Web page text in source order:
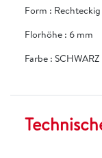
Form : Rechteckig
Florhöhe : 6 mm
Farbe : SCHWARZ